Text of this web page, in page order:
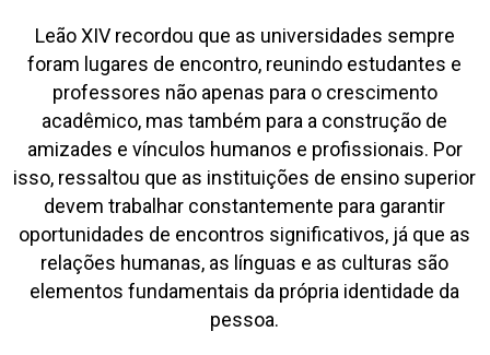
Leão XIV recordou que as universidades sempre
foram lugares de encontro, reunindo estudantes e
professores não apenas para o crescimento
acadêmico, mas também para a construção de
amizades e vínculos humanos e profissionais. Por
isso, ressaltou que as instituições de ensino superior
devem trabalhar constantemente para garantir
oportunidades de encontros significativos, já que as
relações humanas, as línguas e as culturas são
elementos fundamentais da própria identidade da
pessoa.